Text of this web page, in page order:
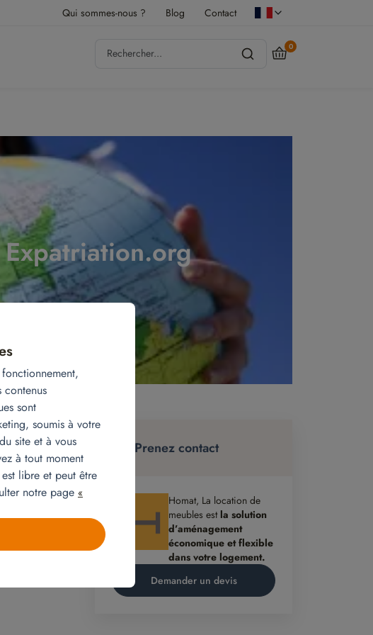
Qui sommes-nous ? Blog Contact
0
Dans ce
meubles. En
ici
Prenez contact
Homat, La location de
meubles est la solution
d’aménagement
économique et flexible
dans votre logement.
Demander un devis
contenus
sont
soumis à votre
site et à vous
à tout moment
libre et peut être
notre page «